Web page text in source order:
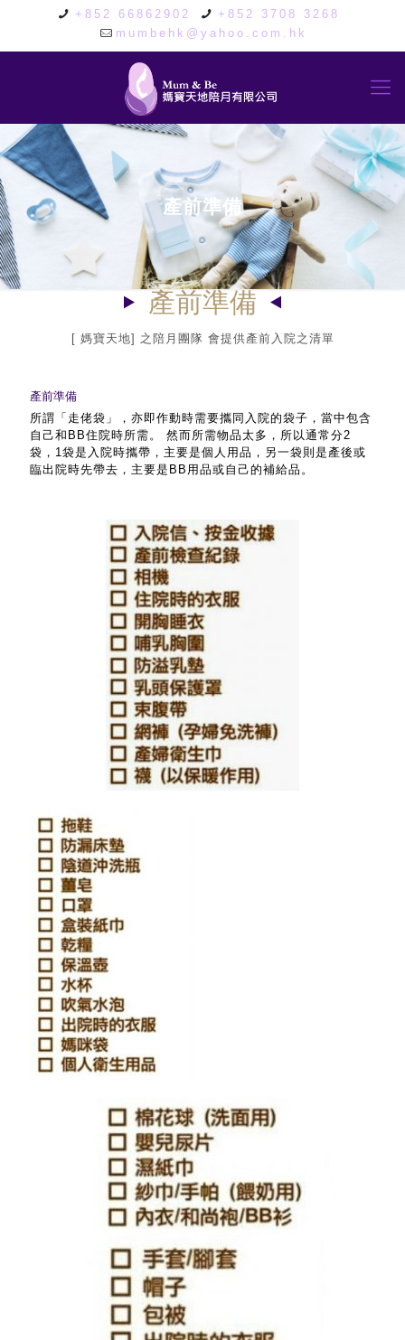
+852 66862902
+852 3708 3268
mumbehk@yahoo.com.hk
產前準備
產前準備
[ 媽寶天地] 之陪月團隊 會提供產前入院之清單
產前準備
所謂「走佬袋」，亦即作動時需要攜同入院的袋子，當中包含
自己和BB住院時所需。 然而所需物品太多，所以通常分2
袋，1袋是入院時攜帶，主要是個人用品，另一袋則是產後或
臨出院時先帶去，主要是BB用品或自己的補給品。